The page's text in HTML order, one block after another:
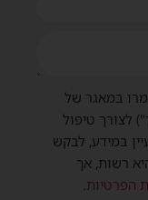
במאגר של
לצורך טיפול
במידע, לבקש
רשות, אך
הפרטיות.